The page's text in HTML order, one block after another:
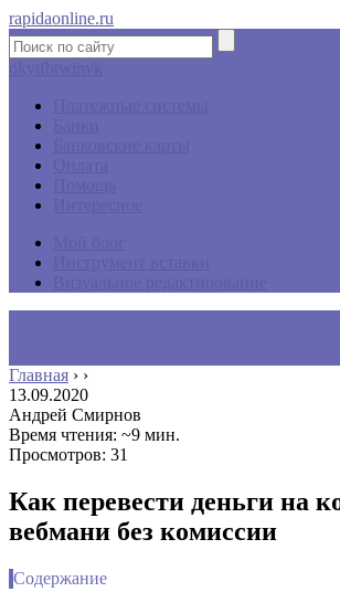
rapidaonline.ru
Главная › ›
13.09.2020
Андрей Смирнов
Время чтения: ~9 мин.
Просмотров: 31
Как перевести деньги на
вебмани без комиссии
Содержание